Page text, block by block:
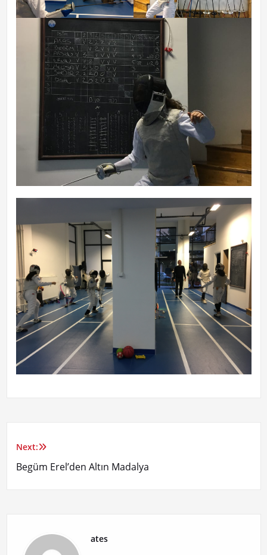
Yazı
gezinmesi
Next:
Begüm Erel’den Altın Madalya
ates